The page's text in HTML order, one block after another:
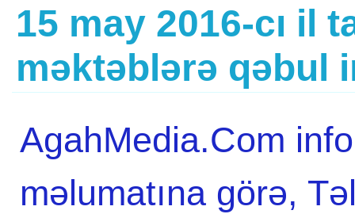
15 may 2016-cı il
məktəblərə qəbul
AgahMedia.Com
məlumatına görə,